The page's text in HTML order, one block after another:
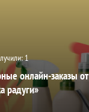
1
онлайн-заказы
радуги»